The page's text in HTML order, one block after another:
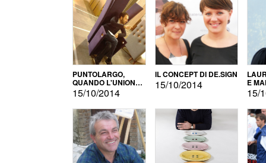
PUNTOLARGO,
QUANDO L'UNIONE
FA LA FORZA E
VINCE
15/10/2014
IL CONCEPT DI DE.SIGN
15/10/2014 E
15/